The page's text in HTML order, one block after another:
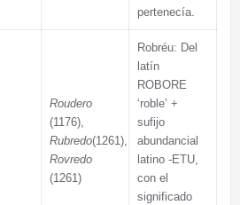
pertenecía.
Roudero
(1176),
Rubredo(1261),
Rovredo
(1261)
Robréu: Del
latín
ROBORE
‘roble’ +
sufijo
abundancial
latino -ETU,
con el
significado